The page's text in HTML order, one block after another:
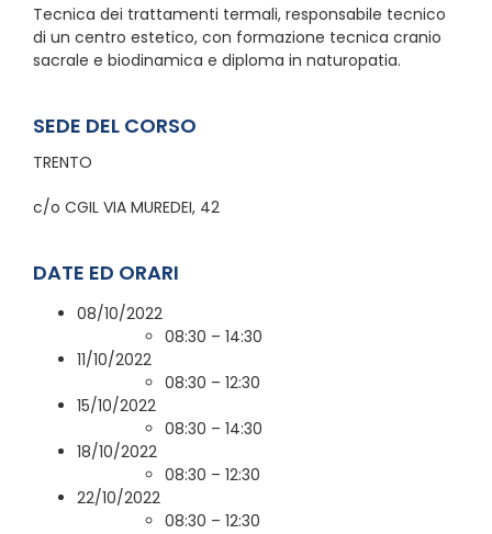
Tecnica dei trattamenti termali, responsabile tecnico
di un centro estetico, con formazione tecnica cranio
sacrale e biodinamica e diploma in naturopatia.
SEDE DEL CORSO
TRENTO
c/o CGIL VIA MUREDEI, 42
DATE ED ORARI
08/10/2022
08:30 – 14:30
11/10/2022
08:30 – 12:30
15/10/2022
08:30 – 14:30
18/10/2022
08:30 – 12:30
22/10/2022
08:30 – 12:30